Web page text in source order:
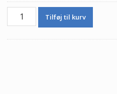
Batteri
Tilføj til kurv